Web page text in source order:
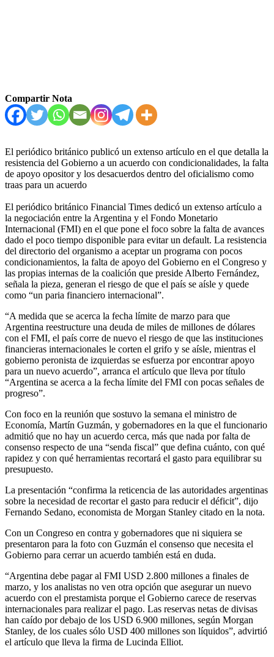
Compartir Nota
El periódico británico publicó un extenso artículo en el que detalla la
resistencia del Gobierno a un acuerdo con condicionalidades, la falta
de apoyo opositor y los desacuerdos dentro del oficialismo como
traas para un acuerdo
El periódico británico Financial Times dedicó un extenso artículo a
la negociación entre la Argentina y el Fondo Monetario
Internacional (FMI) en el que pone el foco sobre la falta de avances
dado el poco tiempo disponible para evitar un default. La resistencia
del directorio del organismo a aceptar un programa con pocos
condicionamientos, la falta de apoyo del Gobierno en el Congreso y
las propias internas de la coalición que preside Alberto Fernández,
señala la pieza, generan el riesgo de que el país se aísle y quede
como “un paria financiero internacional”.
“A medida que se acerca la fecha límite de marzo para que
Argentina reestructure una deuda de miles de millones de dólares
con el FMI, el país corre de nuevo el riesgo de que las instituciones
financieras internacionales le corten el grifo y se aísle, mientras el
gobierno peronista de izquierdas se esfuerza por encontrar apoyo
para un nuevo acuerdo”, arranca el artículo que lleva por título
“Argentina se acerca a la fecha límite del FMI con pocas señales de
progreso”.
Con foco en la reunión que sostuvo la semana el ministro de
Economía, Martín Guzmán, y gobernadores en la que el funcionario
admitió que no hay un acuerdo cerca, más que nada por falta de
consenso respecto de una “senda fiscal” que defina cuánto, con qué
rapidez y con qué herramientas recortará el gasto para equilibrar su
presupuesto.
La presentación “confirma la reticencia de las autoridades argentinas
sobre la necesidad de recortar el gasto para reducir el déficit”, dijo
Fernando Sedano, economista de Morgan Stanley citado en la nota.
Con un Congreso en contra y gobernadores que ni siquiera se
presentaron para la foto con Guzmán el consenso que necesita el
Gobierno para cerrar un acuerdo también está en duda.
“Argentina debe pagar al FMI USD 2.800 millones a finales de
marzo, y los analistas no ven otra opción que asegurar un nuevo
acuerdo con el prestamista porque el Gobierno carece de reservas
internacionales para realizar el pago. Las reservas netas de divisas
han caído por debajo de los USD 6.900 millones, según Morgan
Stanley, de los cuales sólo USD 400 millones son líquidos”, advirtió
el artículo que lleva la firma de Lucinda Elliot.